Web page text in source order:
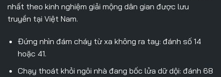
nhất theo kinh nghiệm giải mộng dân gian được lưu
truyền tại Việt Nam.
Đứng nhìn đám cháy từ xa không ra tay: đánh số 14
hoặc 41.
Chạy thoát khỏi ngôi nhà đang bốc lửa dữ dội: đánh 68